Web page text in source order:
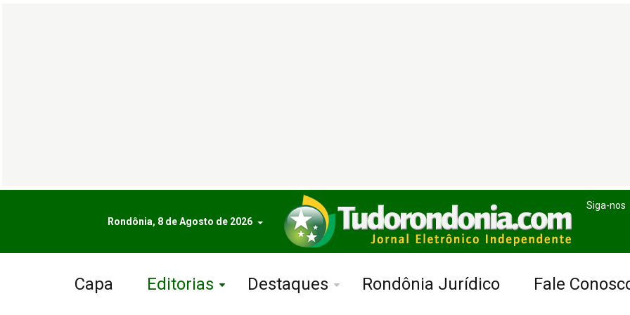
Rondônia, 8 de Agosto de 2026
Siga-nos
Capa Editorias Destaques Rondônia Jurídico Fale